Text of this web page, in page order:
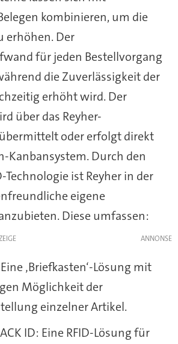
kombinieren, um die
erhöhen. Der
für jeden Bestellvorgang
die Zuverlässigkeit der
erhöht wird. Der
über das Reyher-
oder erfolgt direkt
Kanbansystem. Durch den
Technologie ist Reyher in der
eigene
Diese umfassen:
‚Briefkasten‘-Lösung mit
Möglichkeit der
einzelner Artikel.
ID: Eine RFID-Lösung für